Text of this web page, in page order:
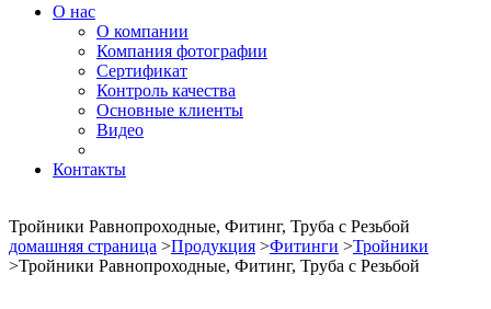
О нас
О компании
Компания фотографии
Сертификат
Контроль качества
Основные клиенты
Видео
Контакты
Тройники Равнопроходные, Фитинг, Труба с Резьбой
домашняя страница >Продукция >Фитинги >Тройники
>Тройники Равнопроходные, Фитинг, Труба с Резьбой